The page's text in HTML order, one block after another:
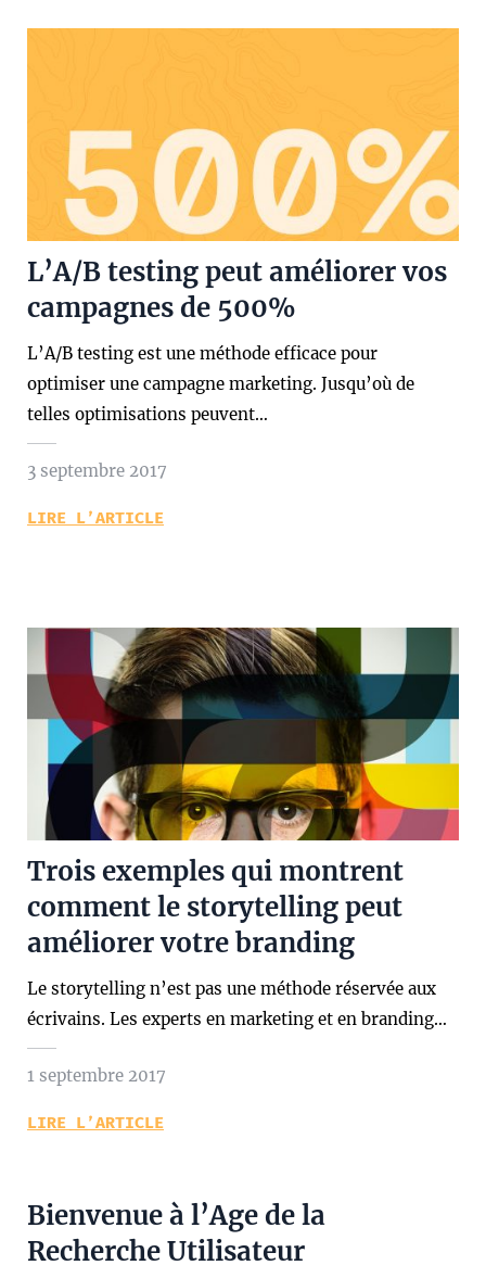
L’A/B testing peut améliorer vos
campagnes de 500%
L’A/B testing est une méthode efficace pour
optimiser une campagne marketing. Jusqu’où de
telles optimisations peuvent…
3 septembre 2017
LIRE L’ARTICLE
Trois exemples qui montrent
comment le storytelling peut
améliorer votre branding
Le storytelling n’est pas une méthode réservée aux
écrivains. Les experts en marketing et en branding…
1 septembre 2017
LIRE L’ARTICLE
Bienvenue à l’Age de la
Recherche Utilisateur